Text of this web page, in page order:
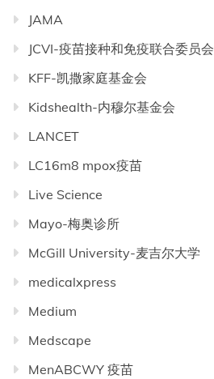
JAMA
JCVI-疫苗接种和免疫联合委员会
KFF-凯撒家庭基金会
Kidshealth-内穆尔基金会
LANCET
LC16m8 mpox疫苗
Live Science
Mayo-梅奥诊所
McGill University-麦吉尔大学
medicalxpress
Medium
Medscape
MenABCWY 疫苗